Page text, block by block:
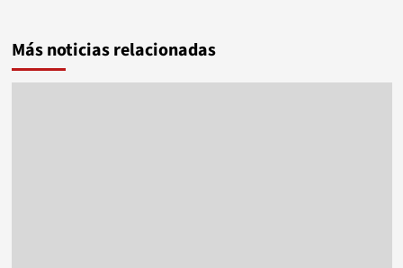
Más noticias relacionadas